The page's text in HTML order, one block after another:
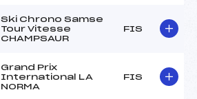
Ski Chrono Samse
Tour Vitesse
CHAMPSAUR
FIS
Grand Prix
International LA
NORMA
FIS